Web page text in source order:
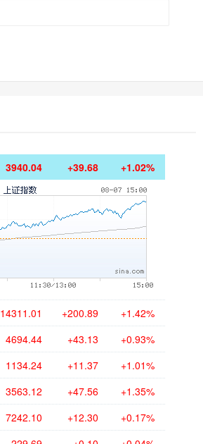
3940.04 +39.68 +1.02%
14311.01 +200.89 +1.42%
4694.44 +43.13 +0.93%
1134.24 +11.37 +1.01%
3563.12 +47.56 +1.35%
7242.10 +12.30 +0.17%